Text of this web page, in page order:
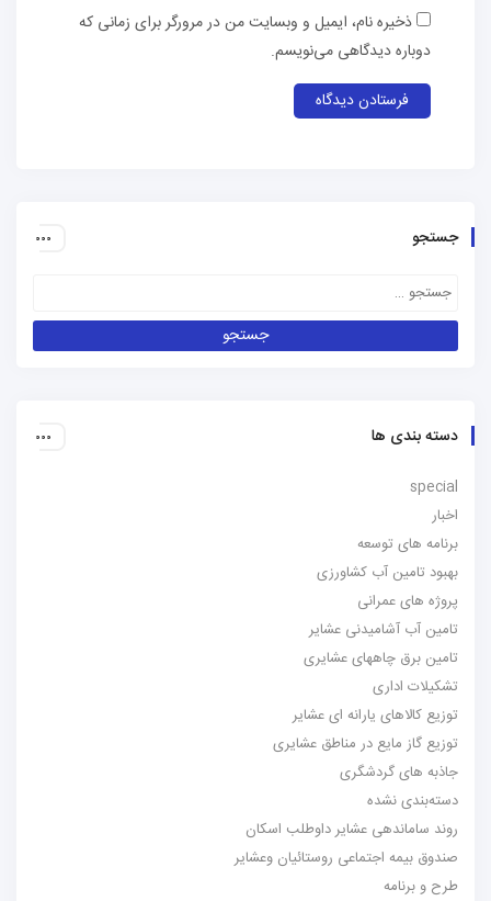
ذخیره نام، ایمیل و وبسایت من در مرورگر برای زمانی که
دوباره دیدگاهی می‌نویسم.
جستجو
دسته بندی ها
special
اخبار
برنامه های توسعه
بهبود تامین آب کشاورزی
پروژه های عمرانی
تامین آب آشامیدنی عشایر
تامین برق چاههای عشایری
تشکیلات اداری
توزیع کالاهای یارانه ای عشایر
توزیع گاز مایع در مناطق عشایری
جاذبه های گردشگری
دسته‌بندی نشده
روند ساماندهی عشایر داوطلب اسکان
صندوق بیمه اجتماعی روستائیان وعشایر
طرح و برنامه